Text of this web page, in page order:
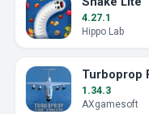
4.27.1
Hippo Lab
Turboprop
1.34.3
AXgamesoft